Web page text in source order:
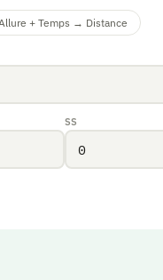
+ Temps → Distance
SS